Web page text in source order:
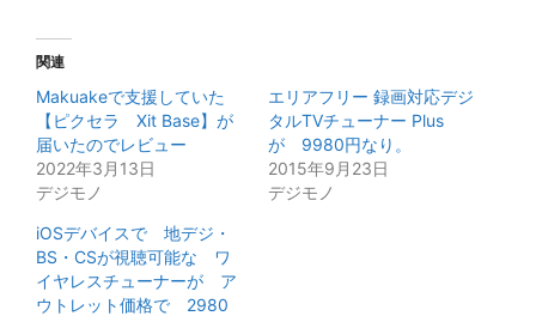
関連
Makuakeで支援していた
【ピクセラ Xit Base】が
届いたのでレビュー
2022年3月13日
デジモノ
エリアフリー 録画対応デジ
タルTVチューナー Plus
が 9980円なり。
2015年9月23日
デジモノ
iOSデバイスで 地デジ・
BS・CSが視聴可能な ワ
イヤレスチューナーが ア
ウトレット価格で 2980